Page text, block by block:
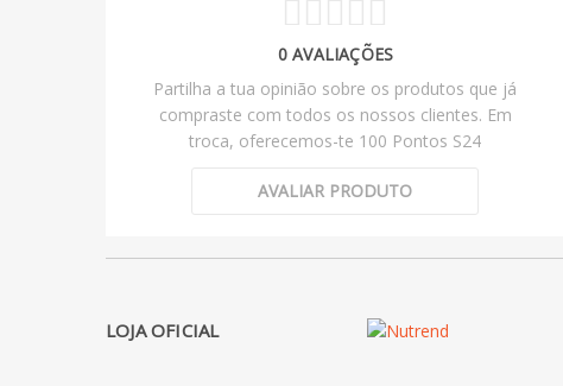
0 AVALIAÇÕES
Partilha a tua opinião sobre os produtos que já
compraste com todos os nossos clientes. Em
troca, oferecemos-te 100 Pontos S24
AVALIAR PRODUTO
LOJA OFICIAL